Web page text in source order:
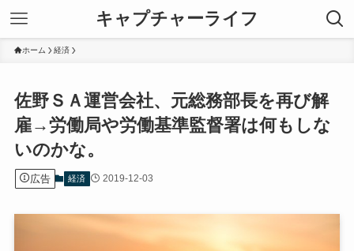
キャプチャーライフ
ホーム 経済
佐野ＳＡ運営会社、元総務部長を再び解
雇→労働局や労働基準監督署は何もしな
いのかな。
広告 経済 2019-12-03